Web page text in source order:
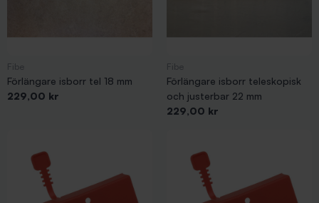
Förlängare isborr tel 18 mm
Pris
229,00 kr
Förlängare isborr teleskopisk
och justerbar 22 mm
Pris
229,00 kr